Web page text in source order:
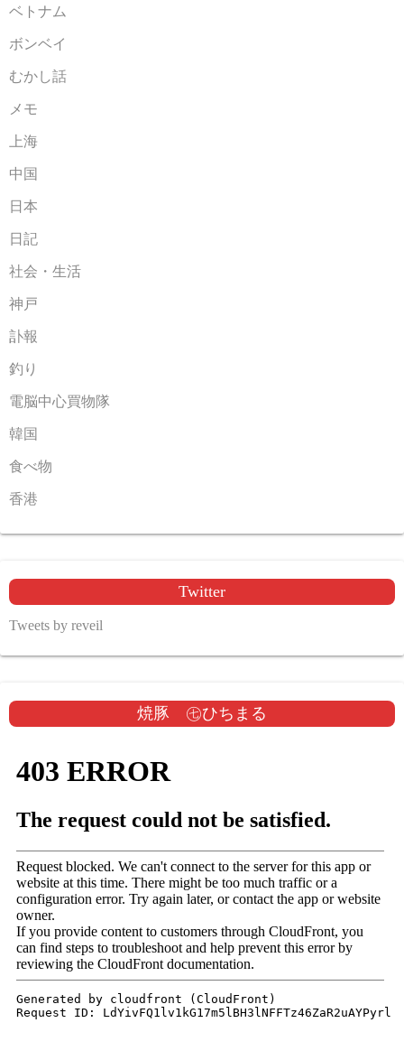
ベトナム
ボンベイ
むかし話
メモ
上海
中国
日本
日記
社会・生活
神戸
訃報
釣り
電脳中心買物隊
韓国
食べ物
香港
Twitter
Tweets by reveil
焼豚 ㊆ひちまる